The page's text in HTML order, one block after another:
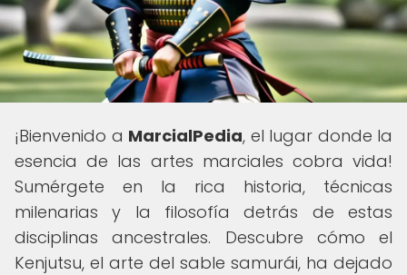
¡Bienvenido a MarcialPedia, el lugar donde la
esencia de las artes marciales cobra vida!
Sumérgete en la rica historia, técnicas
milenarias y la filosofía detrás de estas
disciplinas ancestrales. Descubre cómo el
Kenjutsu, el arte del sable samurái, ha dejado